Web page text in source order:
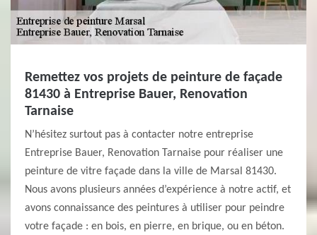
Remettez vos projets de peinture de façade
81430 à Entreprise Bauer, Renovation
Tarnaise
N’hésitez surtout pas à contacter notre entreprise
Entreprise Bauer, Renovation Tarnaise pour réaliser une
peinture de vitre façade dans la ville de Marsal 81430.
Nous avons plusieurs années d’expérience à notre actif, et
avons connaissance des peintures à utiliser pour peindre
votre façade : en bois, en pierre, en brique, ou en béton.